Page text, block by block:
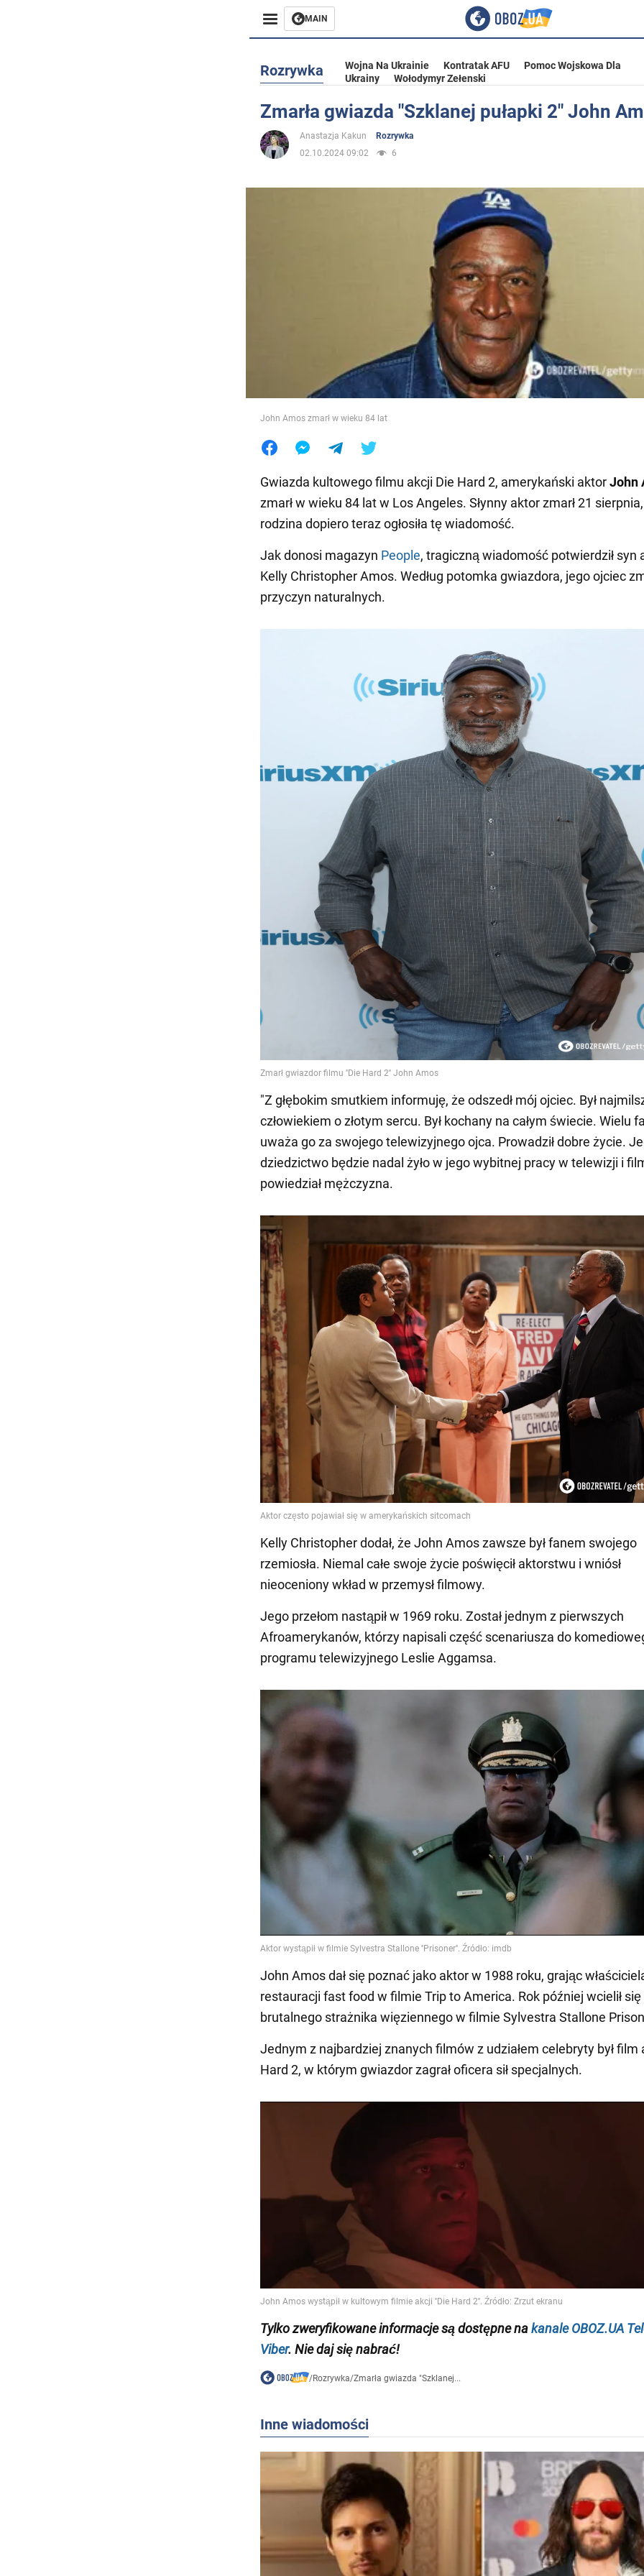
MAIN
Rozrywka
Rozrywka Wojna Na Ukrainie Kontratak AFU
Pomoc Wojskowa Dla
Ukrainy
Wołodymyr Zełenski
Zmarła gwiazda "Szklanej pułapki 2" John
Anastazja Kakun
Rozrywka
02.10.2024 09:02
6
John Amos zmarł w wieku 84 lat
Gwiazda kultowego filmu akcji Die Hard 2, amerykański aktorJohn
zmarł w wieku 84 lat w Los Angeles. Słynny aktor zmarł 21
rodzina dopiero teraz ogłosiła tę wiadomość.
Jak donosi magazyn People, tragiczną wiadomość potwierdził syn
Kelly Christopher Amos. Według potomka gwiazdora, jego ojciec
przyczyn naturalnych.
"Z głębokim smutkiem informuję, że odszedł mój ojciec. Był
człowiekiem o złotym sercu. Był kochany na całym świecie. Wielu
uważa go za swojego telewizyjnego ojca. Prowadził dobre życie.
dziedzictwo będzie nadal żyło w jego wybitnej pracy w telewizji i
powiedział mężczyzna.
Kelly Christopher dodał, że John Amos zawsze był fanem swojego
rzemiosła. Niemal całe swoje życie poświęcił aktorstwu i wniósł
nieoceniony wkład w przemysł filmowy.
Jego przełom nastąpił w 1969 roku. Został jednym z pierwszych
Afroamerykanów, którzy napisali część scenariusza do
programu telewizyjnego Leslie Aggamsa.
John Amos dał się poznać jako aktor w 1988 roku, grając
restauracji fast food w filmie Trip to America. Rok później wcielił
brutalnego strażnika więziennego w filmie Sylvestra Stallone
Jednym z najbardziej znanych filmów z udziałem celebryty był film
Hard 2, w którym gwiazdor zagrał oficera sił specjalnych.
Tylkozweryfikowane informacje są dostępne nakanale OBOZ.UA
Viber. Nie daj się nabrać!
/Rozrywka/Zmarła gwiazda "Szklanej...
Inne wiadomości